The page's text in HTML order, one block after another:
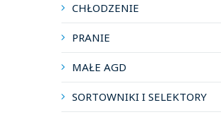
CHŁODZENIE
PRANIE
MAŁE AGD
SORTOWNIKI I SELEKTORY